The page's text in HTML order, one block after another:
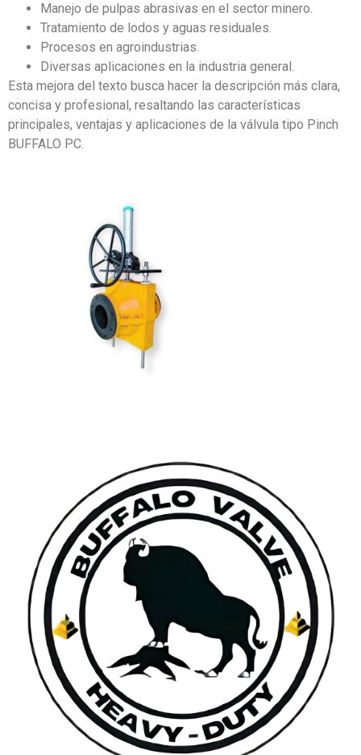
Manejo de pulpas abrasivas en el sector minero.
Tratamiento de lodos y aguas residuales.
Procesos en agroindustrias.
Diversas aplicaciones en la industria general.
Esta mejora del texto busca hacer la descripción más clara,
concisa y profesional, resaltando las características
principales, ventajas y aplicaciones de la válvula tipo Pinch
BUFFALO PC.